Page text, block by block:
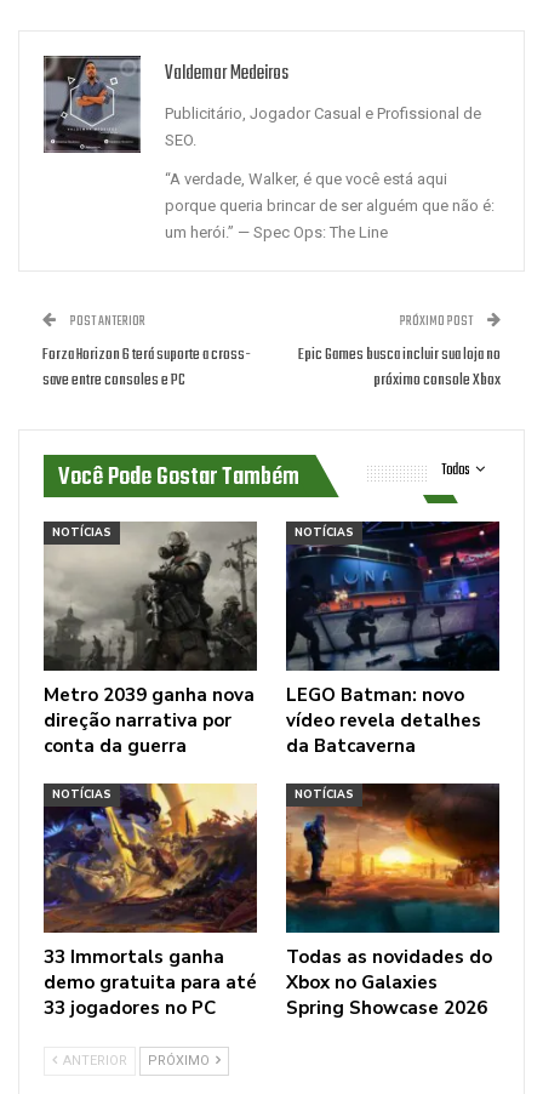
Valdemar Medeiros
Publicitário, Jogador Casual e Profissional de
SEO.
“A verdade, Walker, é que você está aqui
porque queria brincar de ser alguém que não é:
um herói.” — Spec Ops: The Line
POST ANTERIOR
Forza Horizon 6 terá suporte a cross-
save entre consoles e PC
PRÓXIMO POST
Epic Games busca incluir sua loja no
próximo console Xbox
Todos
Você Pode Gostar Também
NOTÍCIAS
Metro 2039 ganha nova
direção narrativa por
conta da guerra
NOTÍCIAS
LEGO Batman: novo
vídeo revela detalhes
da Batcaverna
NOTÍCIAS
33 Immortals ganha
demo gratuita para até
33 jogadores no PC
NOTÍCIAS
Todas as novidades do
Xbox no Galaxies
Spring Showcase 2026
ANTERIOR PRÓXIMO